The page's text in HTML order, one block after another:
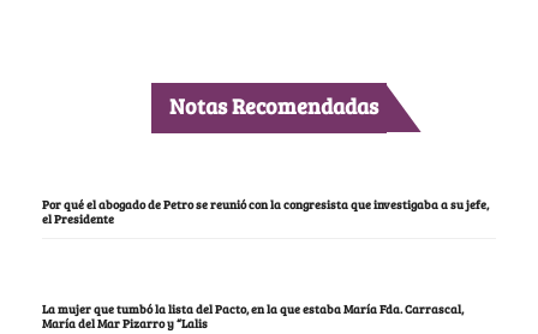
Notas Recomendadas
Por qué el abogado de Petro se reunió con la congresista que investigaba a su jefe,
el Presidente
La mujer que tumbó la lista del Pacto, en la que estaba María Fda. Carrascal,
María del Mar Pizarro y “Lalis